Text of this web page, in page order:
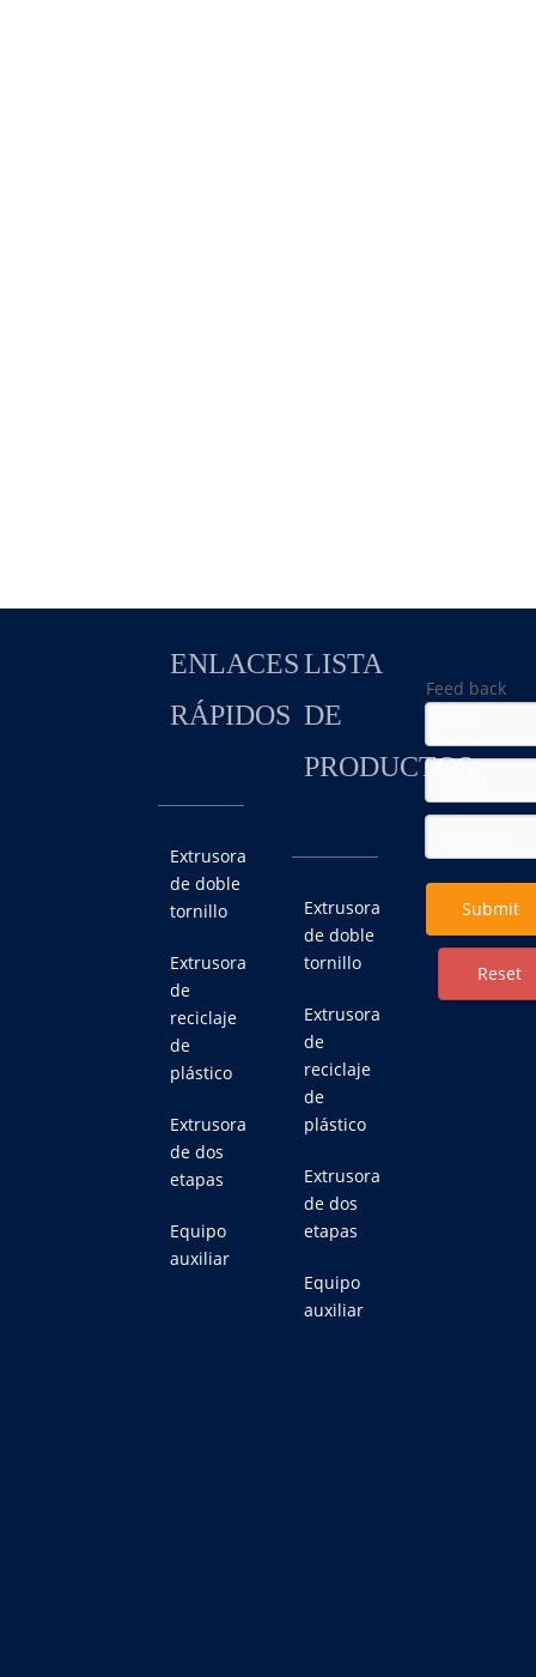
ENLACES
RÁPIDOS
Extrusora
de doble
tornillo
Extrusora
de
reciclaje
de
plástico
Extrusora
de dos
etapas
Equipo
auxiliar
LISTA
DE
PRODUCTOS
Extrusora
de doble
tornillo
Extrusora
de
reciclaje
de
plástico
Extrusora
de dos
etapas
Equipo
auxiliar
Feed back
Submit
Reset